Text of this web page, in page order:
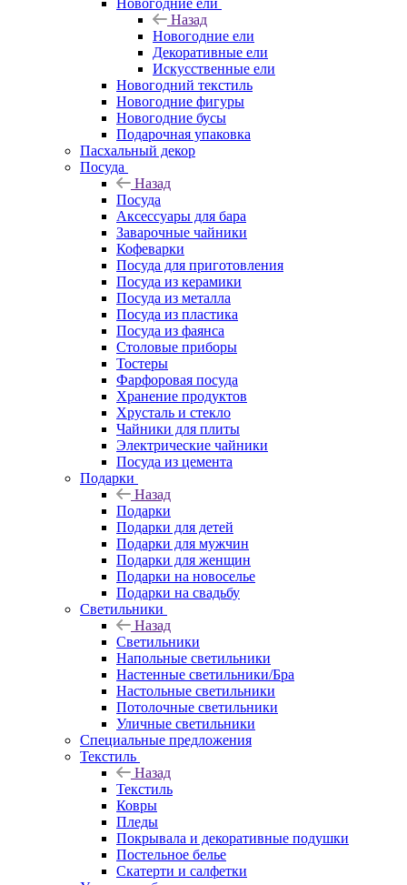
Новогодние ели
Назад
Новогодние ели
Декоративные ели
Искусственные ели
Новогодний текстиль
Новогодние фигуры
Новогодние бусы
Подарочная упаковка
Пасхальный декор
Посуда
Назад
Посуда
Аксессуары для бара
Заварочные чайники
Кофеварки
Посуда для приготовления
Посуда из керамики
Посуда из металла
Посуда из пластика
Посуда из фаянса
Столовые приборы
Тостеры
Фарфоровая посуда
Хранение продуктов
Хрусталь и стекло
Чайники для плиты
Электрические чайники
Посуда из цемента
Подарки
Назад
Подарки
Подарки для детей
Подарки для мужчин
Подарки для женщин
Подарки на новоселье
Подарки на свадьбу
Светильники
Назад
Светильники
Напольные светильники
Настенные светильники/Бра
Настольные светильники
Потолочные светильники
Уличные светильники
Специальные предложения
Текстиль
Назад
Текстиль
Ковры
Пледы
Покрывала и декоративные подушки
Постельное белье
Скатерти и салфетки